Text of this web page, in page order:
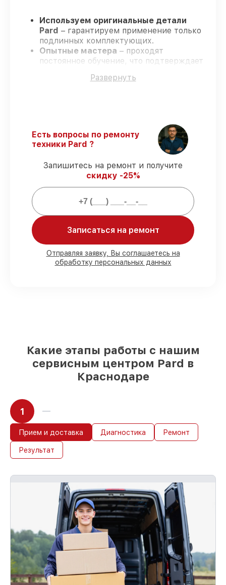
Используем оригинальные детали
Pard – гарантируем применение только
подлинных комплектующих.
Опытные мастера – проходят
постоянное обучение, что подтверждает
Соблюдаем сроки ремонта
защищены сервисной гарантией.
Мы гарантируем:
80%работ проводим с возможностью
личного присутствия владельца
деталей Pard имеются на складе в
Краснодаре, остальные поступают
оперативно
Оригинальные комплектующие Pard и
качественные аналоги– с учётом
любых финансовых возможностей
Развернуть
Есть вопросы по ремонту
техники Pard ?
Запишитесь на ремонт и получите
скидку -25%
Записаться на ремонт
Отправляя заявку, Вы соглашаетесь на
обработку персональных данных
Какие этапы работы с нашим
сервисным центром Pard в
Краснодаре
1
Прием и доставка Диагностика Ремонт
Результат